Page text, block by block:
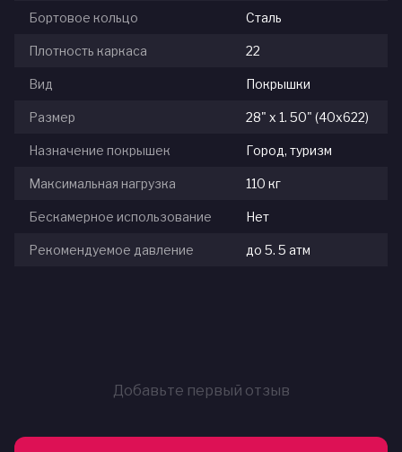
Бортовое кольцо Сталь
Плотность каркаса 22
Вид Покрышки
Размер 28" x 1. 50" (40x622)
Назначение покрышек Город, туризм
Максимальная нагрузка 110 кг
Бескамерное использование Нет
Рекомендуемое давление до 5. 5 атм
Добавьте первый отзыв